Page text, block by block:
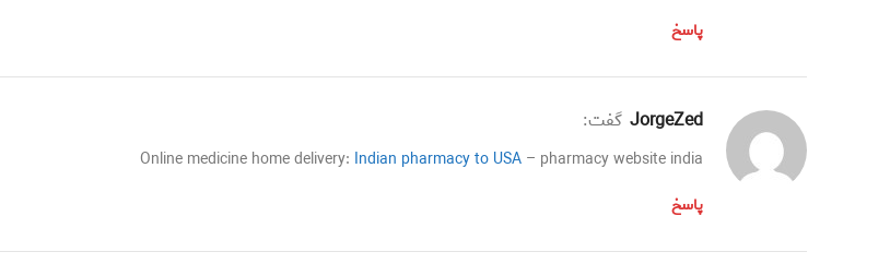
پاسخ
JorgeZed گفت:
Online medicine home delivery: Indian pharmacy to USA – pharmacy website india
پاسخ